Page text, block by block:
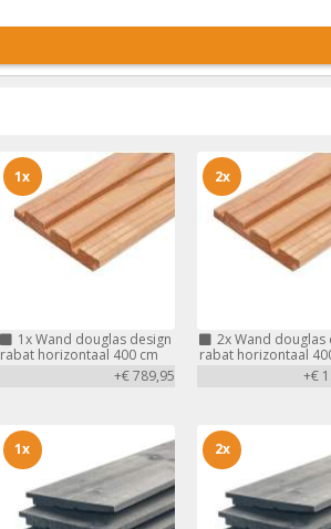
1xWand douglas design
rabat horizontaal 400 cm
+€ 789,95
1x
2xWand douglas
rabat horizontaal
+€
2x
1x 2x